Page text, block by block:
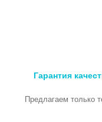
Гарантия
Предлагаем только